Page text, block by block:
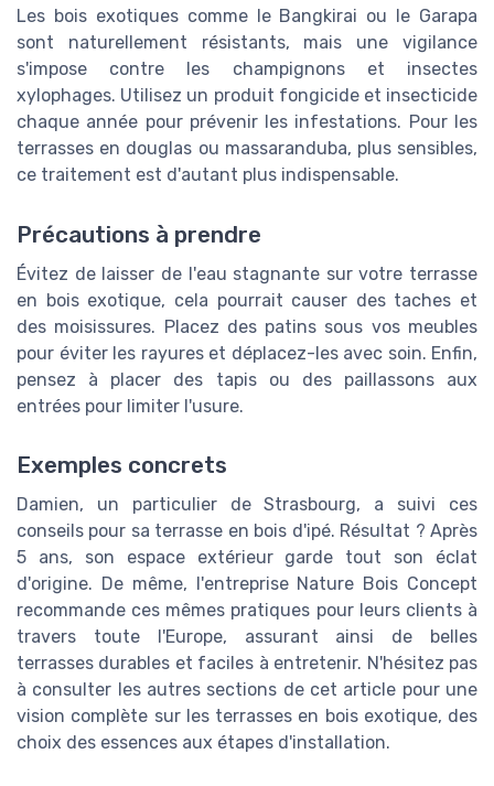
Les bois exotiques comme le Bangkirai ou le Garapa
sont naturellement résistants, mais une vigilance
s'impose contre les champignons et insectes
xylophages. Utilisez un produit fongicide et insecticide
chaque année pour prévenir les infestations. Pour les
terrasses en douglas ou massaranduba, plus sensibles,
ce traitement est d'autant plus indispensable.
Précautions à prendre
Évitez de laisser de l'eau stagnante sur votre terrasse
en bois exotique, cela pourrait causer des taches et
des moisissures. Placez des patins sous vos meubles
pour éviter les rayures et déplacez-les avec soin. Enfin,
pensez à placer des tapis ou des paillassons aux
entrées pour limiter l'usure.
Exemples concrets
Damien, un particulier de Strasbourg, a suivi ces
conseils pour sa terrasse en bois d'ipé. Résultat ? Après
5 ans, son espace extérieur garde tout son éclat
d'origine. De même, l'entreprise Nature Bois Concept
recommande ces mêmes pratiques pour leurs clients à
travers toute l'Europe, assurant ainsi de belles
terrasses durables et faciles à entretenir. N'hésitez pas
à consulter les autres sections de cet article pour une
vision complète sur les terrasses en bois exotique, des
choix des essences aux étapes d'installation.